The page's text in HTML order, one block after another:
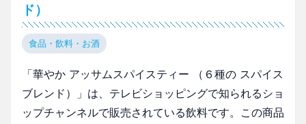
ド）
食品・飲料・お酒
「華やか アッサムスパイスティー （６種の スパイス
ブレンド）」は、テレビショッピングで知られるショ
ップチャンネルで販売されている飲料です。この商品